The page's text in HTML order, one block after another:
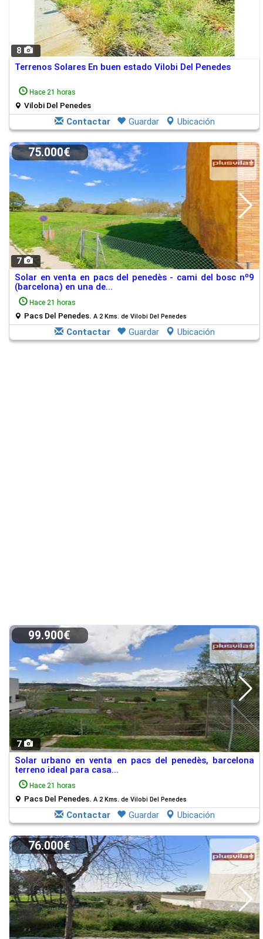
8
Terrenos Solares En buen estado Vilobi Del Penedes
Hace 21 horas
Vilobi Del Penedes
Contactar Guardar Ubicación
7
75.000€
Solar en venta en pacs del penedès - cami del bosc nº9
(barcelona) en una de...
Hace 21 horas
Pacs Del Penedes. A 2 Kms. de Vilobi Del Penedes
Contactar Guardar Ubicación
7
99.900€
Solar urbano en venta en pacs del penedès, barcelona
terreno ideal para casa...
Hace 21 horas
Pacs Del Penedes. A 2 Kms. de Vilobi Del Penedes
Contactar Guardar Ubicación
76.000€